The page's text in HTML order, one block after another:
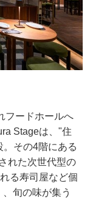
フードホールへ
Stageは、"住
その4階にある
れた次世代型の
る寿司屋など個
旬の味が集う